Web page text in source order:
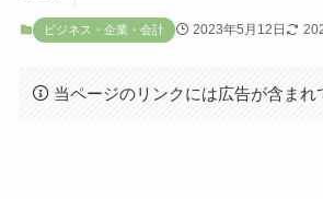
ビジネス・企業・会計 2023年5月12日
当ページのリンクには広告が含まれ